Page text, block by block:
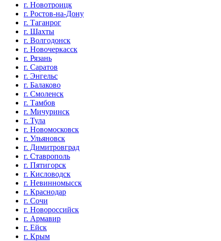
г. Новотроицк
г. Ростов-на-Дону
г. Таганрог
г. Шахты
г. Волгодонск
г. Новочеркасск
г. Рязань
г. Саратов
г. Энгельс
г. Балаково
г. Смоленск
г. Тамбов
г. Мичуринск
г. Тула
г. Новомосковск
г. Ульяновск
г. Димитровград
г. Ставрополь
г. Пятигорск
г. Кисловодск
г. Невинномысск
г. Краснодар
г. Сочи
г. Новороссийск
г. Армавир
г. Ейск
г. Крым